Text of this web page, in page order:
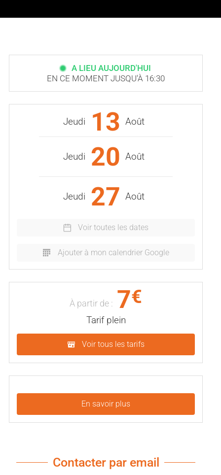
A LIEU AUJOURD'HUI
EN CE MOMENT JUSQU'À 16:30
Jeudi 13 Août
Jeudi 20 Août
Jeudi 27 Août
Voir toutes les dates
Ajouter à mon calendrier Google
À partir de : 7€
Tarif plein
Voir tous les tarifs
En savoir plus
Contacter par email